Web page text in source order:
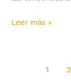
Leer más »
1 2